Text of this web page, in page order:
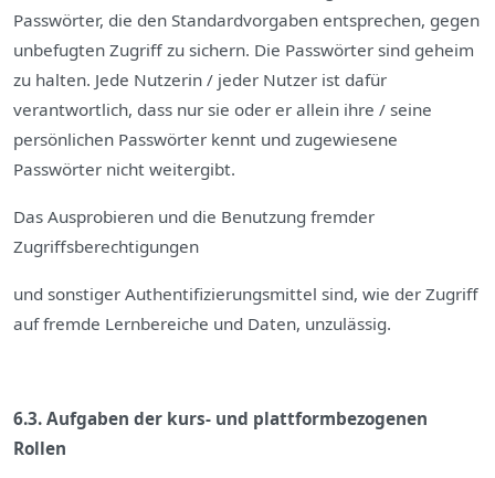
Passwörter, die den Standardvorgaben entsprechen, gegen
unbefugten Zugriff zu sichern. Die Passwörter sind geheim
zu halten. Jede Nutzerin / jeder Nutzer ist dafür
verantwortlich, dass nur sie oder er allein ihre / seine
persönlichen Passwörter kennt und zugewiesene
Passwörter nicht weitergibt.
Das Ausprobieren und die Benutzung fremder
Zugriffsberechtigungen
und sonstiger Authentifizierungsmittel sind, wie der Zugriff
auf fremde Lernbereiche und Daten, unzulässig.
6.3. Aufgaben der kurs- und plattformbezogenen
Rollen